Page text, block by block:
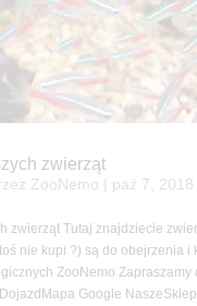
zwierząt
ZooNemo paź 7, 2018
zwierząt Tutaj znajdziecie
nie kupi ?) są do obejrzenia i
ZooNemo Zapraszamy
Google